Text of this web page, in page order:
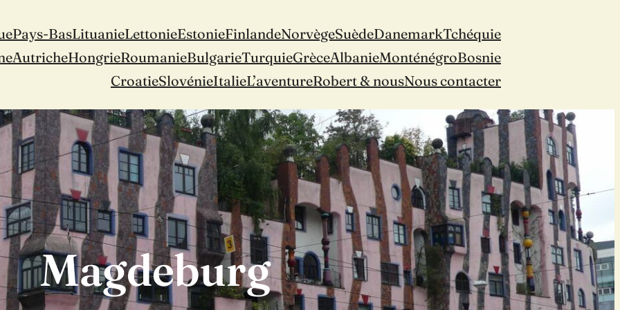
Pays-BasLituanieLettonieEstonieFinlandeNorvègeSuèdeDanemarkTchéquie
AutricheHongrieRoumanieBulgarieTurquieGrèceAlbanieMonténégroBosnie
CroatieSlovénieItalieL’aventureRobert & nousNous contacter
Magdeburg